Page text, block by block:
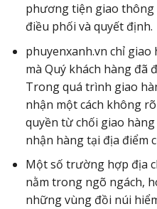
phương tiện giao thông
điều phối và quyết định.
phuyenxanh.vn chỉ
mà Quý khách hàng đã
Trong quá trình giao
nhận một cách không
quyền từ chối giao
nhận hàng tại địa điểm
Một số trường hợp địa
nằm trong ngõ ngách,
những vùng đồi núi